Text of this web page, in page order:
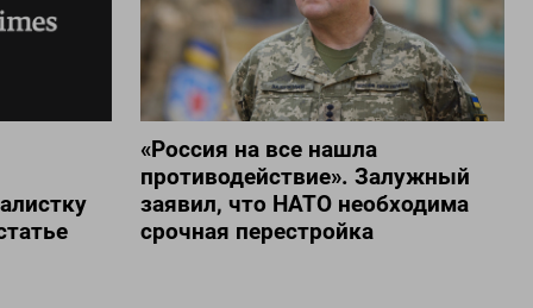
«Россия на все нашла
противодействие». Залужный
заявил, что НАТО необходима
срочная перестройка